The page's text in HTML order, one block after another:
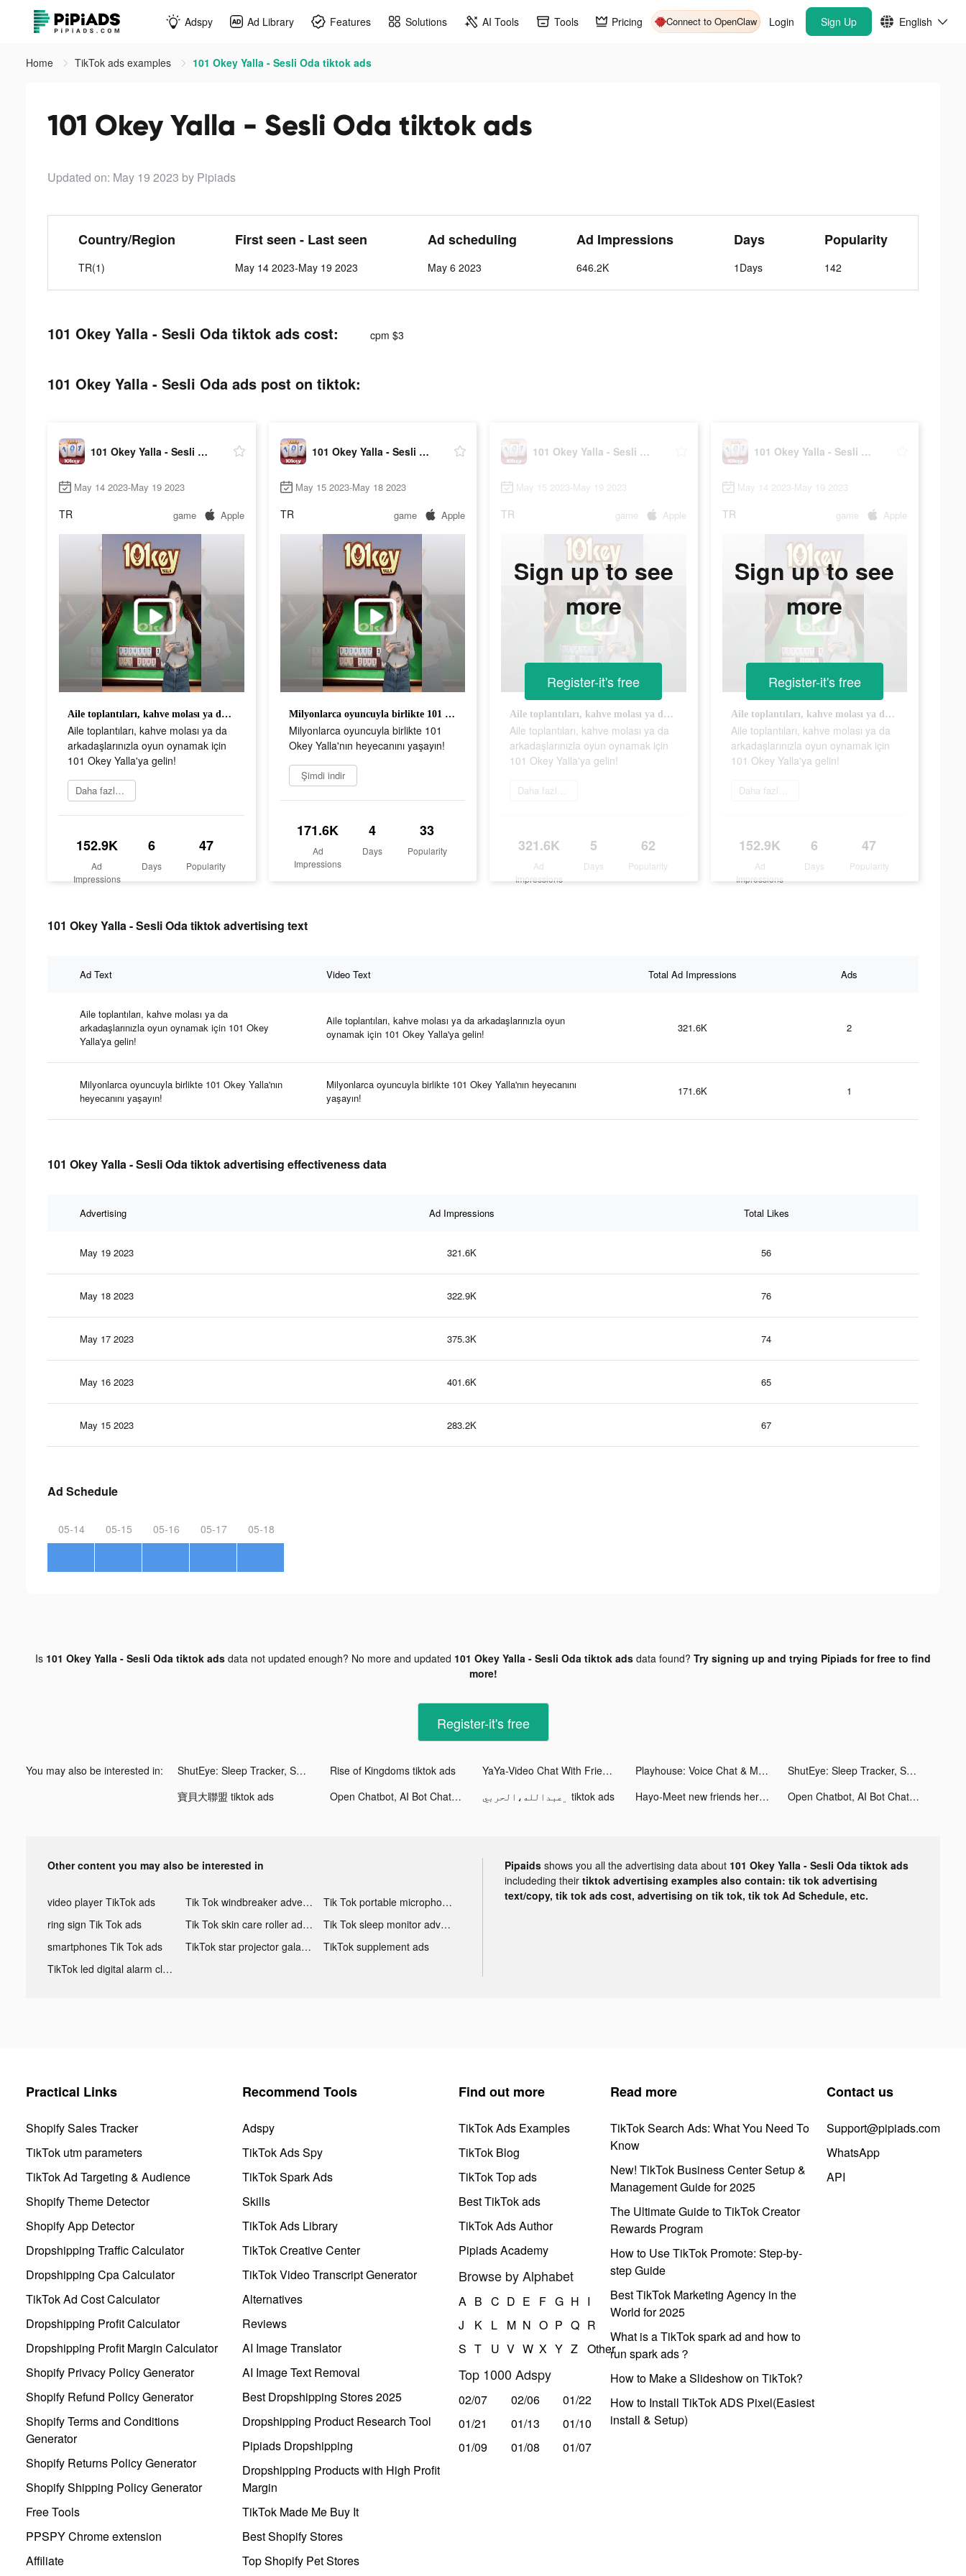
Adspy Ad Library Features Solutions AI Tools Tools Pricing Connect to OpenClaw Login Sign Up English
Home TikTok ads examples 101 Okey Yalla - Sesli Oda tiktok ads
101 Okey Yalla - Sesli Oda tiktok ads
Updated on: May 19 2023 by Pipiads
Country/Region
TR(1)
First seen - Last seen
May 14 2023-May 19 2023
Ad scheduling
May 6 2023
Ad Impressions
646.2K
Days
1Days
Popularity
142
101 Okey Yalla - Sesli Oda tiktok ads cost: cpm $3
101 Okey Yalla - Sesli Oda ads post on tiktok:
101 Okey Yalla - Sesli Oda
May 14 2023-May 19 2023
TR game Apple
Aile toplantıları, kahve molası ya da arkadaşlarınızla oyun oynamak için 101 Okey Yalla'ya gelin!
Aile toplantıları, kahve molası ya da
arkadaşlarınızla oyun oynamak için
101 Okey Yalla'ya gelin!
Daha fazlasını öğrenin
152.9K
Ad
Impressions
6
Days
47
Popularity
101 Okey Yalla - Sesli Oda
May 15 2023-May 18 2023
TR game Apple
Milyonlarca oyuncuyla birlikte 101 Okey Yalla'nın heyecanını yaşayın!
Milyonlarca oyuncuyla birlikte 101
Okey Yalla'nın heyecanını yaşayın!
Şimdi indir
171.6K
Ad
Impressions
4
Days
33
Popularity
101 Okey Yalla - Sesli Oda
May 15 2023-May 19 2023
TR game Apple
Aile toplantıları, kahve molası ya da arkadaşlarınızla oyun oynamak için 101 Okey Yalla'ya gelin!
Aile toplantıları, kahve molası ya da
arkadaşlarınızla oyun oynamak için
101 Okey Yalla'ya gelin!
Daha fazlasını öğrenin
321.6K
Ad
Impressions
5
Days
62
Popularity
Sign up to see
more
Register-it's free
101 Okey Yalla - Sesli Oda
May 14 2023-May 19 2023
TR game Apple
Aile toplantıları, kahve molası ya da arkadaşlarınızla oyun oynamak için 101 Okey Yalla'ya gelin!
Aile toplantıları, kahve molası ya da
arkadaşlarınızla oyun oynamak için
101 Okey Yalla'ya gelin!
Daha fazlasını öğrenin
152.9K
Ad
Impressions
6
Days
47
Popularity
Sign up to see
more
Register-it's free
101 Okey Yalla - Sesli Oda tiktok advertising text
Ad Text Video Text Total Ad Impressions Ads
Aile toplantıları, kahve molası ya da
arkadaşlarınızla oyun oynamak için 101 Okey
Yalla'ya gelin!
Aile toplantıları, kahve molası ya da arkadaşlarınızla oyun
oynamak için 101 Okey Yalla'ya gelin!
321.6K 2
Milyonlarca oyuncuyla birlikte 101 Okey Yalla'nın
heyecanını yaşayın!
Milyonlarca oyuncuyla birlikte 101 Okey Yalla'nın heyecanını
yaşayın!
171.6K 1
101 Okey Yalla - Sesli Oda tiktok advertising effectiveness data
Advertising Ad Impressions Total Likes
May 19 2023 321.6K 56
May 18 2023 322.9K 76
May 17 2023 375.3K 74
May 16 2023 401.6K 65
May 15 2023 283.2K 67
Ad Schedule
05-14 05-15 05-16 05-17 05-18
Is 101 Okey Yalla - Sesli Oda tiktok ads data not updated enough? No more and updated 101 Okey Yalla - Sesli Oda tiktok ads data found? Try signing up and trying Pipiads for free to find
more!
Register-it's free
You may also be interested in: ShutEye: Sleep Tracker, Sounds tiktok ads Rise of Kingdoms tiktok ads YaYa-Video Chat With Friends tiktok ads Playhouse: Voice Chat & Match tiktok ads
ShutEye: Sleep Tracker, Sounds tiktok ads
寶貝大聯盟 tiktok ads
Open Chatbot, AI Bot Chat tiktok ads ﮼عبدالله،الحربي tiktok ads Hayo-Meet new friends here tiktok ads Open Chatbot, AI Bot Chat tiktok ads
Other content you may also be interested in
video player TikTok ads Tik Tok windbreaker advertising
Tik Tok portable microphone advertising
ring sign Tik Tok ads
Tik Tok skin care roller advertising
Tik Tok sleep monitor advertising
smartphones Tik Tok ads
TikTok star projector galaxy night light bluetooth ads
TikTok supplement ads
TikTok led digital alarm clock ads
Pipaids shows you all the advertising data about 101 Okey Yalla - Sesli Oda tiktok ads
includeding their tiktok advertising examples also contain: tik tok advertising
text/copy, tik tok ads cost, advertising on tik tok, tik tok Ad Schedule, etc.
Practical Links
Shopify Sales Tracker
TikTok utm parameters
TikTok Ad Targeting & Audience
Shopify Theme Detector
Shopify App Detector
Dropshipping Traffic Calculator
Dropshipping Cpa Calculator
TikTok Ad Cost Calculator
Dropshipping Profit Calculator
Dropshipping Profit Margin Calculator
Shopify Privacy Policy Generator
Shopify Refund Policy Generator
Shopify Terms and Conditions
Generator
Shopify Returns Policy Generator
Shopify Shipping Policy Generator
Free Tools
PPSPY Chrome extension
Affiliate
Recommend Tools
Adspy
TikTok Ads Spy
TikTok Spark Ads
Skills
TikTok Ads Library
TikTok Creative Center
TikTok Video Transcript Generator
Alternatives
Reviews
AI Image Translator
AI Image Text Removal
Best Dropshipping Stores 2025
Dropshipping Product Research Tool
Pipiads Dropshipping
Dropshipping Products with High Profit
Margin
TikTok Made Me Buy It
Best Shopify Stores
Top Shopify Pet Stores
Find out more
TikTok Ads Examples
TikTok Blog
TikTok Top ads
Best TikTok ads
TikTok Ads Author
Pipiads Academy
Browse by Alphabet
A B C D E F G H I
J
K L M N O P Q R
S T U V W X Y Z Other
Top 1000 Adspy
02/07 02/06
01/22
01/21
01/13
01/10
01/09
01/08 01/07
Read more
TikTok Search Ads: What You Need To
Know
New! TikTok Business Center Setup &
Management Guide for 2025
The Ultimate Guide to TikTok Creator
Rewards Program
How to Use TikTok Promote: Step-by-
step Guide
Best TikTok Marketing Agency in the
World for 2025
What is a TikTok spark ad and how to
run spark ads？
How to Make a Slideshow on TikTok?
How to Install TikTok ADS Pixel(Easiest
install & Setup)
Contact us
Support@pipiads.com
WhatsApp
API